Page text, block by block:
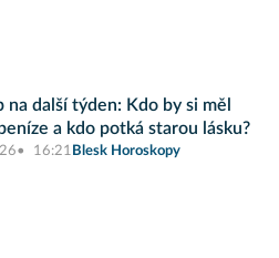
na další týden: Kdo by si měl
a kdo potká starou lásku?
16:21 Blesk Horoskopy